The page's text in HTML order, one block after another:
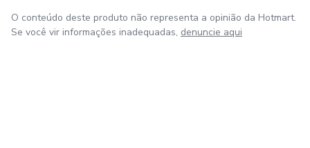
O conteúdo deste produto não representa a opinião da Hotmart.
Se você vir informações inadequadas, denuncie aqui